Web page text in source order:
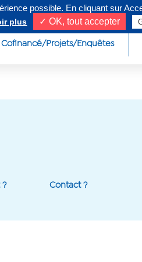
nous sur
Cofinancé/Projets/Enquêtes
? Contact ?
possible. En cliquant sur
plus ✓ OK, tout accepter